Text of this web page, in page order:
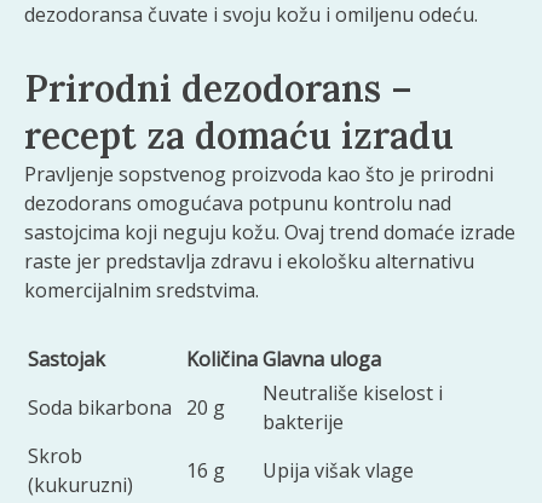
dezodoransa čuvate i svoju kožu i omiljenu odeću.
Prirodni dezodorans –
recept za domaću izradu
Pravljenje sopstvenog proizvoda kao što je prirodni
dezodorans omogućava potpunu kontrolu nad
sastojcima koji neguju kožu. Ovaj trend domaće izrade
raste jer predstavlja zdravu i ekološku alternativu
komercijalnim sredstvima.
Sastojak KoličinaGlavna uloga
Soda bikarbona
20 g
Neutrališe kiselost i
bakterije
Skrob
(kukuruzni)
16 g Upija višak vlage